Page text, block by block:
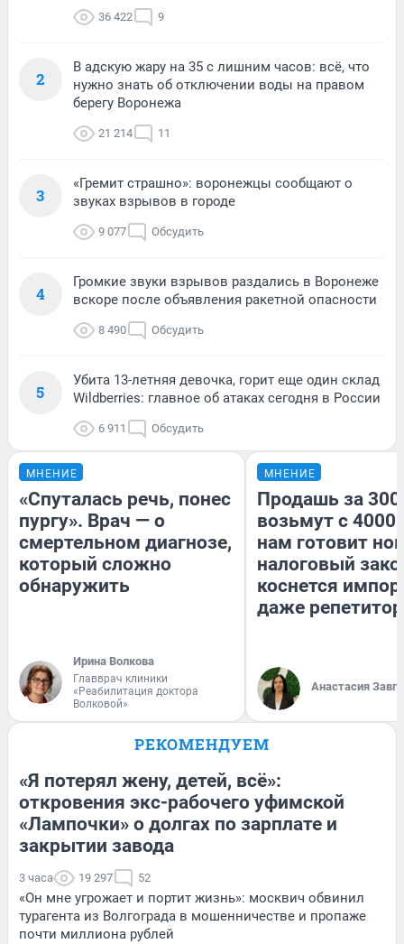
36 422 9
2
В адскую жару на 35 с лишним часов: всё, что
нужно знать об отключении воды на правом
берегу Воронежа
21 214 11
3
«Гремит страшно»: воронежцы сообщают о
звуках взрывов в городе
9 077 Обсудить
4
Громкие звуки взрывов раздались в Воронеже
вскоре после объявления ракетной опасности
8 490 Обсудить
5
Убита 13-летняя девочка, горит еще один склад
Wildberries: главное об атаках сегодня в России
6 911 Обсудить
МНЕНИЕ
«Спуталась речь, понес
пургу». Врач — о
смертельном диагнозе,
который сложно
обнаружить
Ирина Волкова
Главврач клиники
«Реабилитация доктора
Волковой»
МНЕНИЕ
Продашь за
возьмут с
нам готовит
налоговый
коснется
даже
Анастасия
РЕКОМЕНДУЕМ
«Я потерял жену, детей, всё»:
откровения экс-рабочего уфимской
«Лампочки» о долгах по зарплате и
закрытии завода
3 часа 19 297 52
«Он мне угрожает и портит жизнь»: москвич обвинил
турагента из Волгограда в мошенничестве и пропаже
почти миллиона рублей